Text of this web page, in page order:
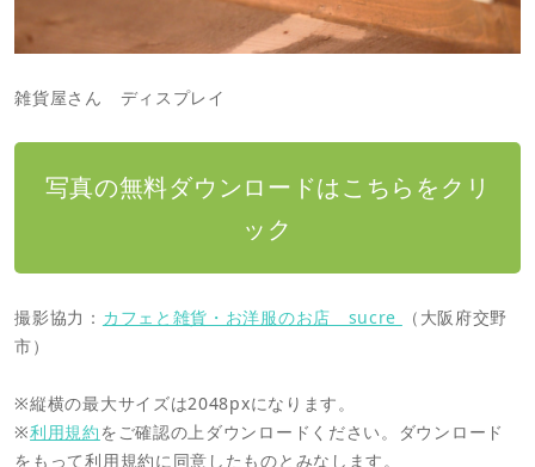
雑貨屋さん ディスプレイ
写真の無料ダウンロードはこちらをクリ
ック
撮影協力： カフェと雑貨・お洋服のお店 sucre
（大阪府交野
市）
※縦横の最大サイズは2048pxになります。
※利用規約をご確認の上ダウンロードください。ダウンロード
をもって利用規約に同意したものとみなします。